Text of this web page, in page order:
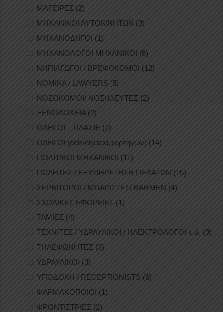
ΜΑΓΕΙΡΕΣ (2)
ΜΗΧΑΝΙΚΟΙ ΑΥΤΟΚΙΝΗΤΩΝ (3)
ΜΗΧΑΝΟΔΗΓΟΙ (1)
ΜΗΧΑΝΟΛΟΓΟΙ ΜΗΧΑΝΙΚΟΙ (6)
ΝΗΠΙΑΓΩΓΟΙ / ΒΡΕΦΟΚΟΜΟΙ (12)
ΝΟΜΙΚΑ / LAWYERS (5)
ΝΟΣΟΚΟΜΟΙ/ ΝΟΣΗΛΕΥΤΕΣ (2)
ΞΕΝΟΔΟΧΕΙΑ (2)
ΟΔΗΓΟΙ – ΠΛΑΣΙΕ (7)
ΟΔΗΓΟΙ (delivery,taxi,φορτηγών) (14)
ΠΟΛΙΤΙΚΟΙ ΜΗΧΑΝΙΚΟΙ (11)
ΠΩΛΗΤΕΣ / ΕΞΥΠΗΡΕΤΗΣΗ ΠΕΛΑΤΩΝ (15)
ΣΕΡΒΙΤΟΡΟΙ / ΜΠΑΡΙΣΤΕΣ/ BARMEN (4)
ΣΧΟΛΙΚΕΣ ΕΦΟΡΕΙΕΣ (1)
ΤΑΜΙΕΣ (4)
ΤΕΧΝΙΤΕΣ / ΥΔΡΑΥΛΙΚΟΙ / ΗΛΕΚΤΡΟΛΟΓΟΙ κ.ά. (9)
ΤΗΛΕΦΩΝΗΤΕΣ (3)
ΥΔΡΑΥΛΙΚΟΙ (3)
ΥΠΟΔΟΧΗ / RECEPTIONISTS (6)
ΦΑΡΜΑΚΟΠΟΙΟΙ (1)
ΦΡΟΝΤΙΣΤΡΙΕΣ (2)